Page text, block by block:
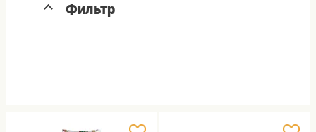
Фильтр